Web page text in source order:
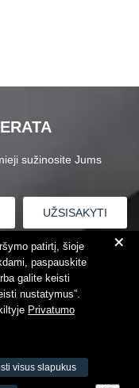
sužinosite Jums
+
patirtį, šioje
paspauskite
galite keisti
nustatymus”.
Privatumo
visus slapukus